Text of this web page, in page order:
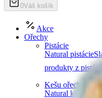
0Váš košík
Akce
Ořechy
Pistácie
Natural pistácie
produkty z pistácií
Kešu ořechy
Natural kešu